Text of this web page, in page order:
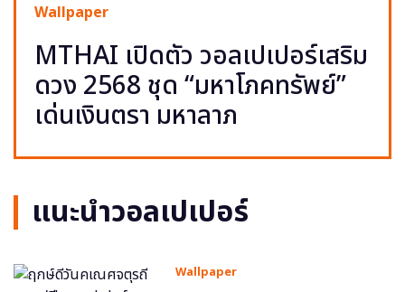
Wallpaper
MTHAI เปิดตัว วอลเปเปอร์เสริม
ดวง 2568 ชุด “มหาโภคทรัพย์”
เด่นเงินตรา มหาลาภ
แนะนำวอลเปเปอร์
Wallpaper